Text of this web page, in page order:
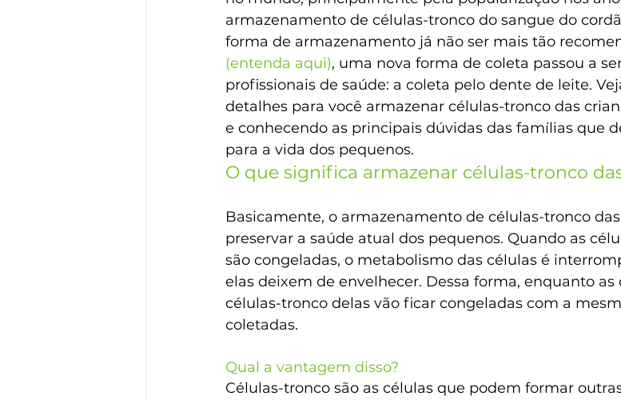
armazenamento de células-tronco do sangue do
forma de armazenamento já não ser mais tão
(entenda aqui), uma nova forma de coleta passou a
profissionais de saúde: a coleta pelo dente de leite.
detalhes para você armazenar células-tronco das
e conhecendo as principais dúvidas das famílias que
para a vida dos pequenos.
O que significa armazenar células-tronco
Basicamente, o armazenamento de células-tronco
preservar a saúde atual dos pequenos. Quando as
são congeladas, o metabolismo das células é
elas deixem de envelhecer. Dessa forma, enquanto
células-tronco delas vão ficar congeladas com a
coletadas.
Qual a vantagem disso?
Células-tronco são as células que podem formar